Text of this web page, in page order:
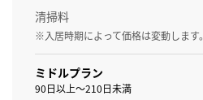
清掃料
※入居時期によって価格は変動します。
ミドルプラン
90日以上～210日未満